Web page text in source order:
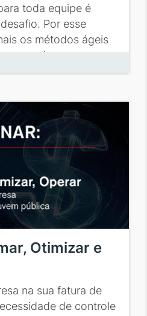
toda equipe é
Por esse
os métodos ágeis
rotina.
Otimizar e
na sua fatura de
de controle